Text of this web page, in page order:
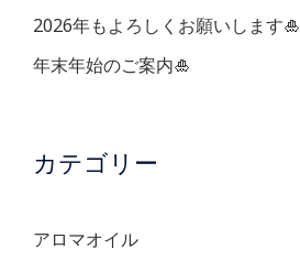
2026年もよろしくお願いします🎍
年末年始のご案内🎍
カテゴリー
アロマオイル